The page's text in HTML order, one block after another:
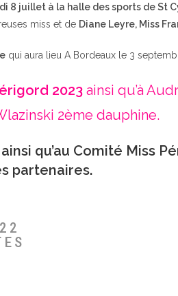
8 juillet à la halle des sports de St
miss et de Diane Leyre, Miss
qui aura lieu A Bordeaux le 3
2023ainsi qu’à
2ème dauphine.
qu’au Comité Miss
partenaires.